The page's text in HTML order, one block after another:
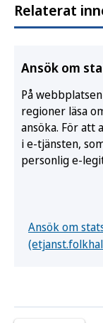
Relaterat
Ansök om
På
regioner läsa
ansöka. För att
i e-tjänsten,
personlig e-
Ansök om